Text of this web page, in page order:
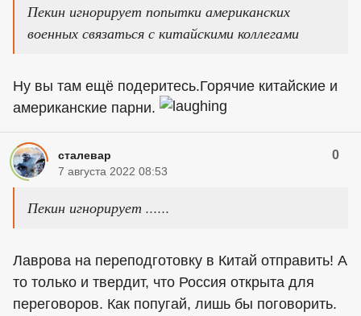
Пекин игнорирует попытки американских
военных связаться с китайскими коллегами
Ну вы там ещё подеритесь.Горячие китайские и
американские парни.
сталевар 0
7 августа 2022 08:53
Пекин игнорирует ......
Лаврова на переподготовку в Китай отправить! А
то только и твердит, что Россия открыта для
переговоров. Как попугай, лишь бы поговорить.